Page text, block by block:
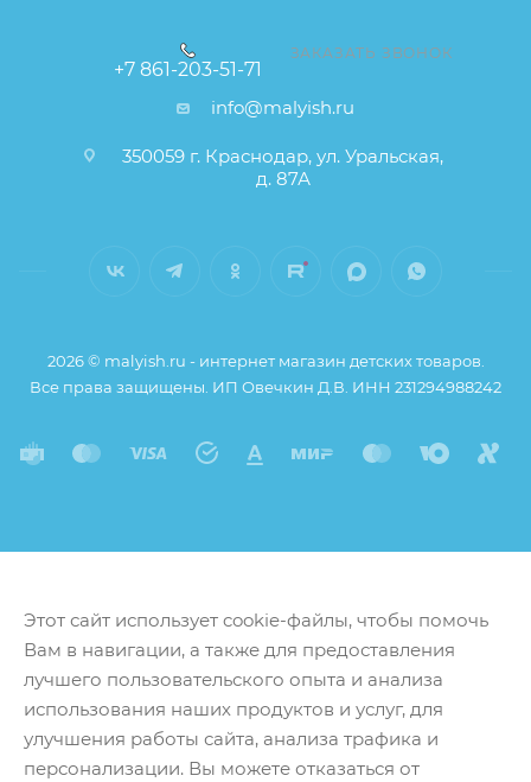
+7 861-203-51-71
ЗАКАЗАТЬ ЗВОНОК
info@malyish.ru
350059 г. Краснодар, ул. Уральская,
д. 87А
2026 © malyish.ru - интернет магазин детских товаров.
Все права защищены. ИП Овечкин Д.В. ИНН 231294988242
Этот сайт использует cookie-файлы, чтобы помочь
Вам в навигации, а также для предоставления
лучшего пользовательского опыта и анализа
использования наших продуктов и услуг, для
улучшения работы сайта, анализа трафика и
персонализации. Вы можете отказаться от